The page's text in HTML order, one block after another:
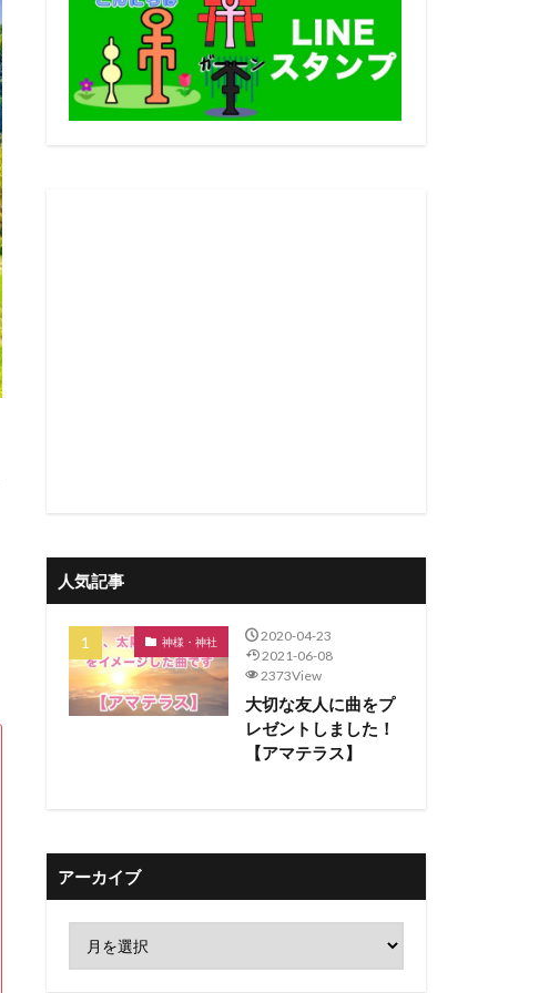
人気記事
神様・神社
2020-04-23
2021-06-08
2373View
大切な友人に曲をプ
レゼントしました！
【アマテラス】
アーカイブ